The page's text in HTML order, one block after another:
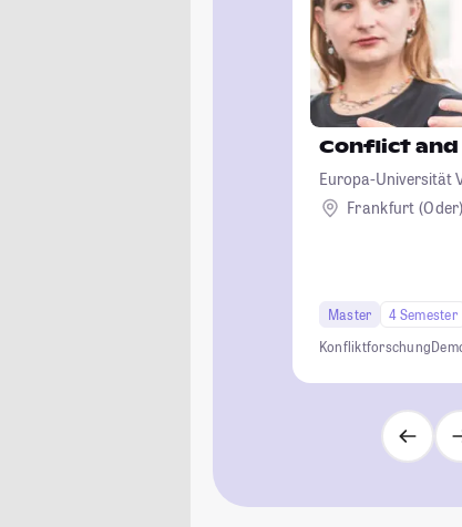
Conflict and
Europa-Universität
Frankfurt (Oder)
Master
4 Semester
Konfliktforschung